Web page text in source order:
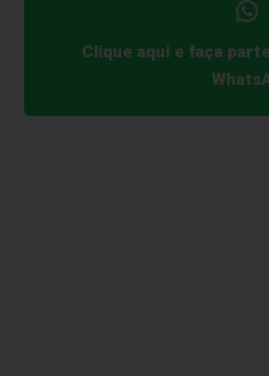
Clique aqui e faça